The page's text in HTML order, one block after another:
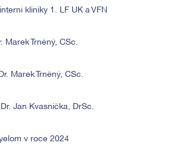
í kliniky 1. LF UK a VFN
Marek Trněný, CSc.
Marek Trněný, CSc.
Jan Kvasnička, DrSc.
v roce 2024